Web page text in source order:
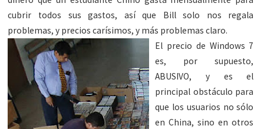
cubrir todos sus gastos, así que Bill solo nos regala
problemas, y precios carísimos, y más problemas claro.
El precio de Windows 7
es, por supuesto,
ABUSIVO, y es el
principal obstáculo para
que los usuarios no sólo
en China, sino en otros